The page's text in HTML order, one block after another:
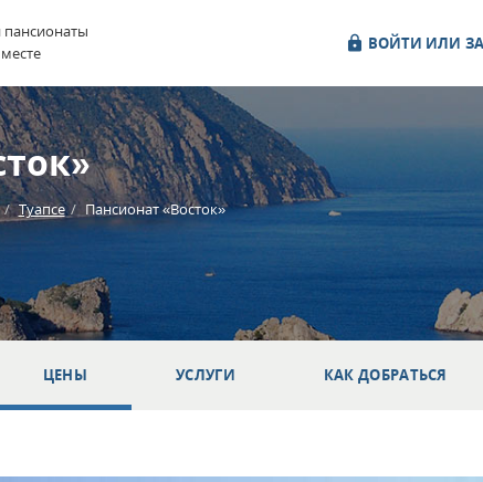
пансионаты
ВОЙТИ ИЛИ
Туапсе Пансионат «Восток»
ЦЕНЫ УСЛУГИ КАК ДОБРАТЬСЯ